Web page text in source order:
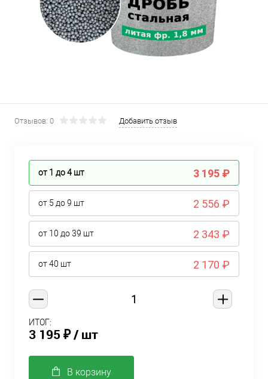
Отзывов: 0 Добавить отзыв
от 1 до 4 шт 3 195 ₽
от 5 до 9 шт 2 556 ₽
от 10 до 39 шт 2 343 ₽
от 40 шт 2 170 ₽
ИТОГ:
3 195 ₽/ шт
В корзину